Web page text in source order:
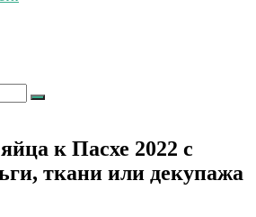
к Пасхе 2022 с
ткани или декупажа